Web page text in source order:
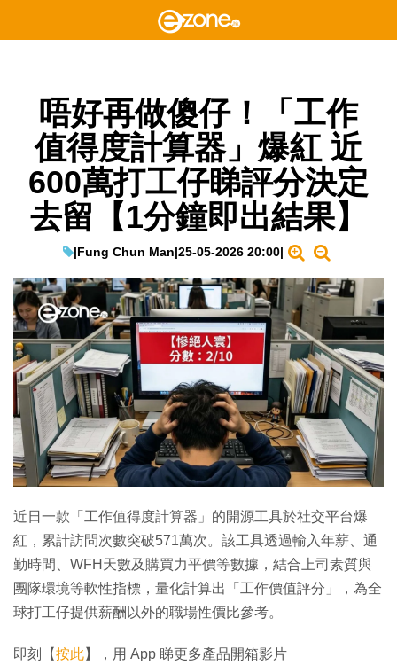
唔好再做傻仔！「工作
值得度計算器」爆紅 近
600萬打工仔睇評分決定
去留【1分鐘即出結果】
|Fung Chun Man|25-05-2026 20:00|
近日一款「工作值得度計算器」的開源工具於社交平台爆
紅，累計訪問次數突破571萬次。該工具透過輸入年薪、通
勤時間、WFH天數及購買力平價等數據，結合上司素質與
團隊環境等軟性指標，量化計算出「工作價值評分」，為全
球打工仔提供薪酬以外的職場性價比參考。
即刻【按此】，用 App 睇更多產品開箱影片